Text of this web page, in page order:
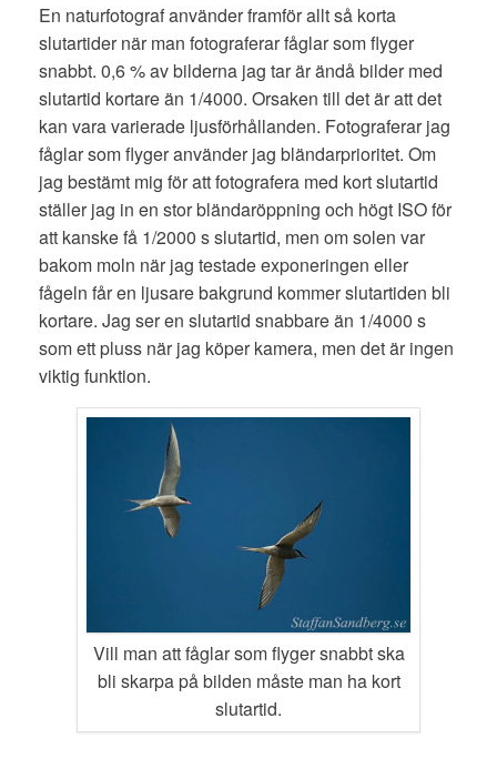
En naturfotograf använder framför allt så korta
slutartider när man fotograferar fåglar som flyger
snabbt. 0,6 % av bilderna jag tar är ändå bilder med
slutartid kortare än 1/4000. Orsaken till det är att det
kan vara varierade ljusförhållanden. Fotograferar jag
fåglar som flyger använder jag bländarprioritet. Om
jag bestämt mig för att fotografera med kort slutartid
ställer jag in en stor bländaröppning och högt ISO för
att kanske få 1/2000 s slutartid, men om solen var
bakom moln när jag testade exponeringen eller
fågeln får en ljusare bakgrund kommer slutartiden bli
kortare. Jag ser en slutartid snabbare än 1/4000 s
som ett pluss när jag köper kamera, men det är ingen
viktig funktion.
Vill man att fåglar som flyger snabbt ska
bli skarpa på bilden måste man ha kort
slutartid.